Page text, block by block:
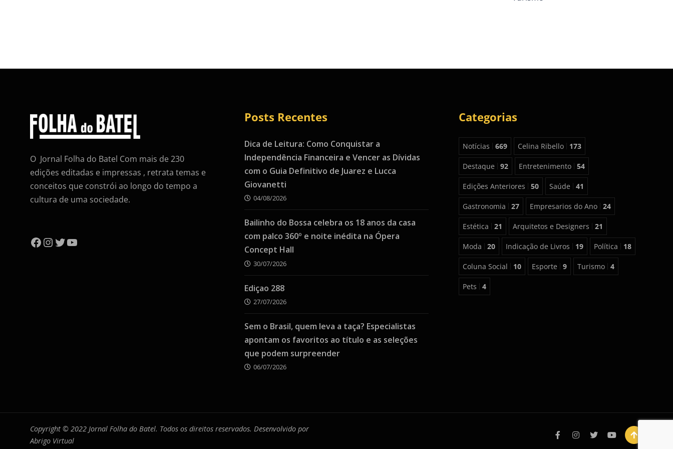
O Jornal Folha do Batel Com mais de 230
edições editadas e impressas , retrata temas e
conceitos que constrói ao longo do tempo a
cultura de uma sociedade.
Facebook
Instagram
Twitter
YouTube
Posts Recentes
Dica de Leitura: Como Conquistar a
Independência Financeira e Vencer as Dívidas
com o Guia Definitivo de Juarez e Lucca
Giovanetti
04/08/2026
Bailinho do Bossa celebra os 18 anos da casa
com palco 360º e noite inédita na Ópera
Concept Hall
30/07/2026
Ediçao 288
27/07/2026
Sem o Brasil, quem leva a taça? Especialistas
apontam os favoritos ao título e as seleções
que podem surpreender
06/07/2026
Categorias
Notícias 669 Celina Ribello 173
Destaque 92 Entretenimento 54
Edições Anteriores 50 Saúde 41
Gastronomia 27 Empresarios do Ano 24
Estética 21 Arquitetos e Designers 21
Moda 20 Indicação de Livros 19 Política 18
Coluna Social 10 Esporte 9 Turismo 4
Pets 4
Copyright © 2022 Jornal Folha do Batel. Todos os direitos reservados. Desenvolvido por
Abrigo Virtual